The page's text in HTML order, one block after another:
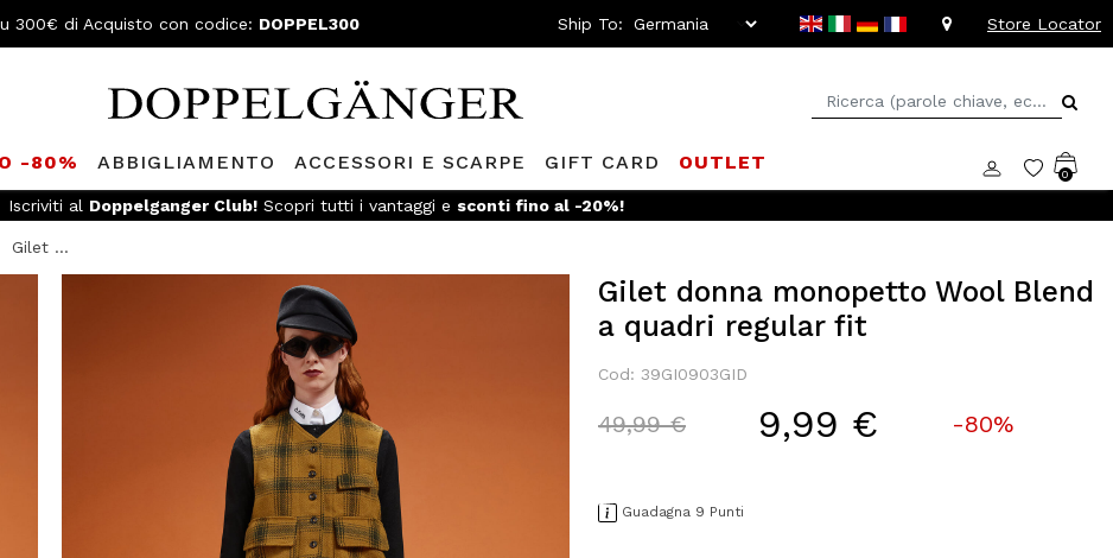
300€ di Acquisto con codice: DOPPEL300 Ship To: Store Locator
-80% ABBIGLIAMENTO ACCESSORI E SCARPE GIFT CARD OUTLET
0
Iscriviti al Doppelganger Club!Scopri tutti i vantaggi e sconti fino al -20%!
Gilet ...
Gilet donna monopetto Wool Blend
a quadri regular fit
Cod: 39GI0903GID
Price reduced from
49,99 €to 9,99 € -80%
Guadagna 9 Punti